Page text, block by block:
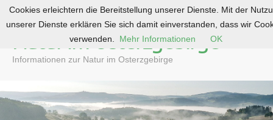
c
Natur im Osterzgebirge
Informationen zur Natur im Osterzgebirge
Cookies erleichtern die Bereitstellung unserer Dienste. Mit der
unserer Dienste erklären Sie sich damit einverstanden, dass wir
verwenden.
Mehr Informationen OK